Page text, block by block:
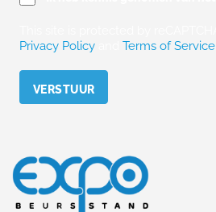
Privacy Policy
Terms of Service